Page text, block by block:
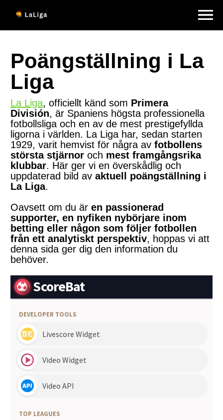
Poängställning i La
Liga
La Liga, officiellt känd som Primera
División, är Spaniens högsta professionella
fotbollsliga och en av de mest prestigefyllda
ligorna i världen. La Liga har, sedan starten
1929, varit hemvist för några av fotbollens
största stjärnor och mest framgångsrika
klubbar. Här ger vi en överskådlig och
uppdaterad bild av aktuell poängställning i
La Liga.
Oavsett om du är en passionerad
supporter, en nyfiken nybörjare inom
betting eller någon som följer fotbollen
från ett analytiskt perspektiv, hoppas vi att
denna sida ger dig den information du
behöver.